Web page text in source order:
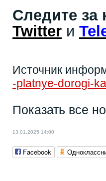
Следите
Twitter и
Источник
-platnye-dorogi-
Показать все
13.01.2025 14:00
Facebook